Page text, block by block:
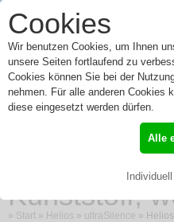
Cookies
Wir benutzen Cookies, um Ihnen
unsere Seiten fortlaufend zu
Cookies können Sie bei der
nehmen. Für alle anderen Cookies
diese eingesetzt werden dürfen.
Alle
Toggle
Menü
Helios
100, D
flach
Kunststoff,
» Start » Helios » ultraSilence »